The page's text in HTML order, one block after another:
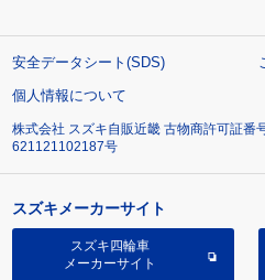
安全データシート(SDS)
個人情報について
株式会社 スズキ自販近畿 古物商許可証番
621121102187号
スズキメーカーサイト
スズキ四輪車
メーカーサイト